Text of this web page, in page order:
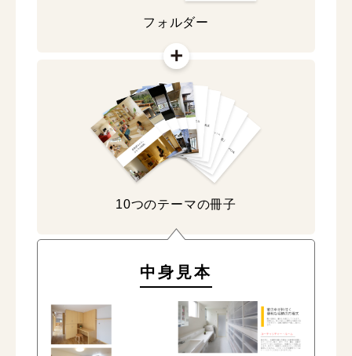
フォルダー
10つのテーマの冊子
中身見本